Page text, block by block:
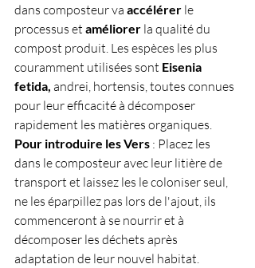
dans composteur va accélérer le
processus et améliorer la qualité du
compost produit. Les espèces les plus
couramment utilisées sont Eisenia
fetida, andrei, hortensis, toutes connues
pour leur efficacité à décomposer
rapidement les matières organiques.
Pour introduire les Vers : Placez les
dans le composteur avec leur litière de
transport et laissez les le coloniser seul,
ne les éparpillez pas lors de l'ajout, ils
commenceront à se nourrir et à
décomposer les déchets après
adaptation de leur nouvel habitat.